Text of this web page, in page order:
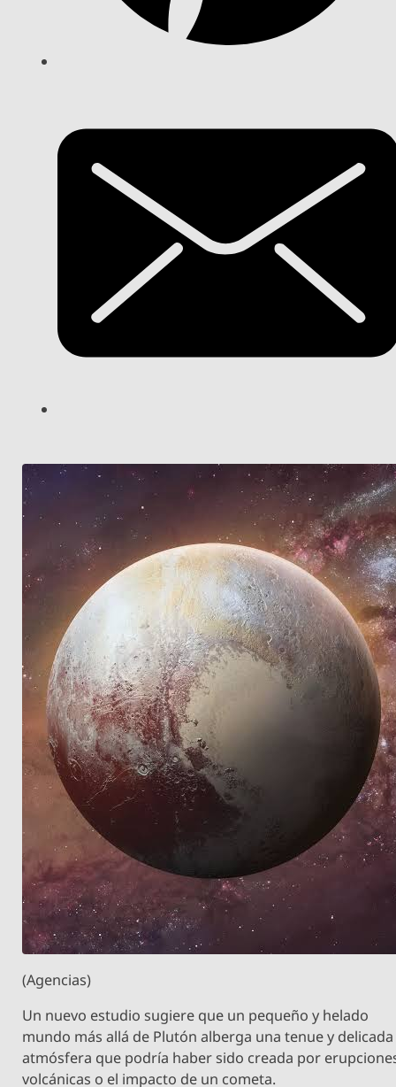
(Agencias)
Un nuevo estudio sugiere que un pequeño y helado
mundo más allá de Plutón alberga una tenue y delicada
atmósfera que podría haber sido creada por
volcánicas o el impacto de un cometa.